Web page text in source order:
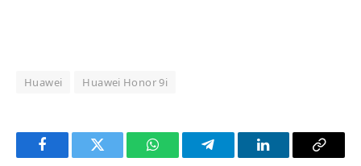
Huawei Huawei Honor 9i
FacebookTwitter WhatsAppTelegramLinkedInCopy